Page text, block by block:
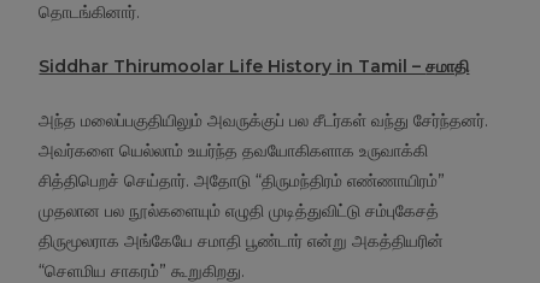
தொடங்கினார்.
Siddhar Thirumoolar Life History in Tamil –சமாதி
அந்த மலைப்பகுதியிலும் அவருக்குப் பல சீடர்கள் வந்து சேர்ந்தனர்.
அவர்களை யெல்லாம் உயர்ந்த தவயோகிகளாக உருவாக்கி
சித்திபெறச் செய்தார். அதோடு “திருமந்திரம் எண்ணாயிரம்”
முதலான பல நூல்களையும் எழுதி முடித்துவிட்டு சம்புகேசத்
திருமூலராக அங்கேயே சமாதி பூண்டார் என்று அகத்தியரின்
“செளமிய சாகரம்” கூறுகிறது.